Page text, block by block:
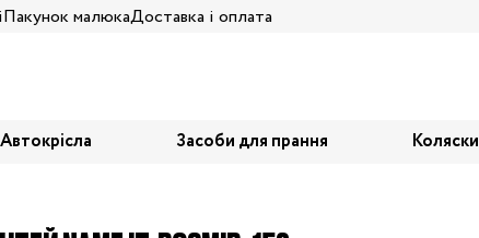
Пакунок малюкаДоставка і оплата
Автокрісла Засоби для прання Коляски